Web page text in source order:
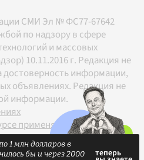
СМИ Эл № ФС77-67642
по надзору в сфере
и массовых
10.11.2016 г. Редакция не
достоверность информации,
объявлениях. Редакция не
информации.
применяются
в соответствии с
1 млн долларов в
бы и через 2000